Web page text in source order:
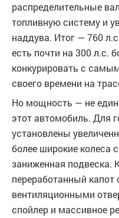
распределительные
топливную систему и
наддува. Итог — 760
есть почти на 300 л.с.
конкурировать с
своего времени на
Но мощность — не
этот автомобиль. Для
установлены
более широкие колеса
заниженная подвеска.
переработанный
вентиляционными
спойлер и массивное